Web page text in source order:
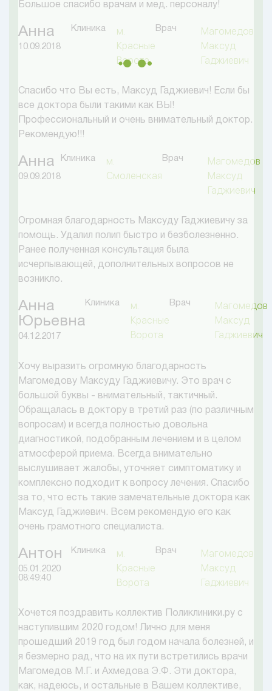
Большое спасибо врачам и мед. персоналу!
Анна
10.09.2018
Клиника
м.
Красные
Ворота
Врач
Магомедов
Максуд
Гаджиевич
Спасибо что Вы есть, Максуд Гаджиевич! Если бы
все доктора были такими как ВЫ!
Профессиональный и очень внимательный доктор.
Рекомендую!!!
Анна
09.09.2018
Клиника
м.
Смоленская
Врач
Магомедов
Максуд
Гаджиевич
Огромная благодарность Максуду Гаджиевичу за
помощь. Удалил полип быстро и безболезненно.
Ранее полученная консультация была
исчерпывающей, дополнительных вопросов не
возникло.
Анна
Юрьевна
04.12.2017
Клиника
м.
Красные
Ворота
Врач
Магомедов
Максуд
Гаджиевич
Хочу выразить огромную благодарность
Магомедову Максуду Гаджиевичу. Это врач с
большой буквы - внимательный, тактичный.
Обращалась в доктору в третий раз (по различным
вопросам) и всегда полностью довольна
диагностикой, подобранным лечением и в целом
атмосферой приема. Всегда внимательно
выслушивает жалобы, уточняет симптоматику и
комплексно подходит к вопросу лечения. Спасибо
за то, что есть такие замечательные доктора как
Максуд Гаджиевич. Всем рекомендую его как
очень грамотного специалиста.
Антон
05.01.2020
08:49:40
Клиника
м.
Красные
Ворота
Врач
Магомедов
Максуд
Гаджиевич
Хочется поздравить коллектив Поликлиники.ру с
наступившим 2020 годом! Лично для меня
прошедший 2019 год был годом начала болезней, и
я безмерно рад, что на их пути встретились врачи
Магомедов М.Г. и Ахмедова Э.Ф. Эти доктора,
как, надеюсь, и остальные в Вашем коллективе,